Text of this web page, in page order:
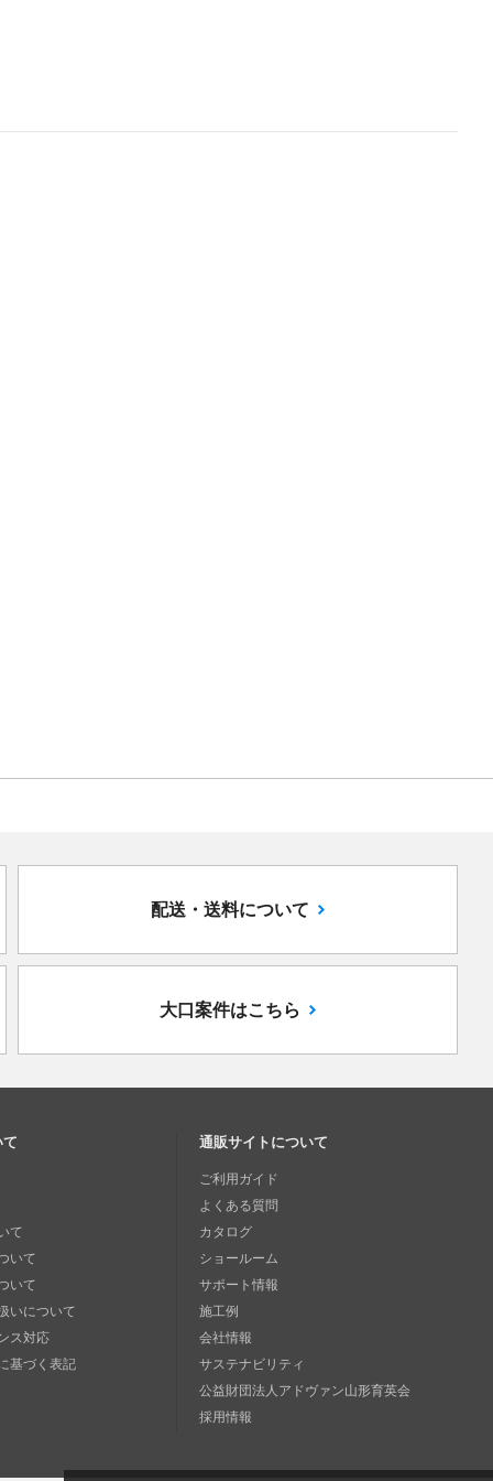
配送・送料について
大口案件はこちら
て
いて
いて
いについて
ス対応
基づく表記
通販サイトについて
ご利用ガイド
よくある質問
カタログ
ショールーム
サポート情報
施工例
会社情報
サステナビリティ
公益財団法人アドヴァン山形育英会
採用情報